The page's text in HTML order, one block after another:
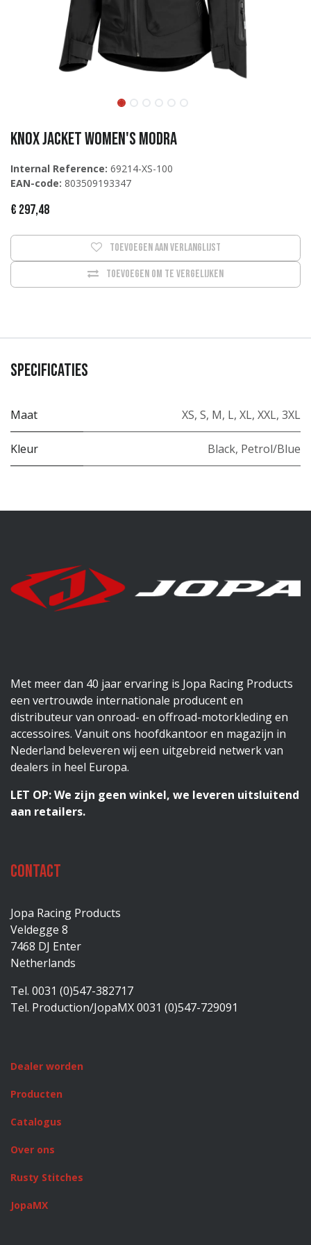
Knox Jacket Women's Modra
Internal Reference: 69214-XS-100
EAN-code: 803509193347
€ 297,48
Toevoegen om te vergelijken
Toevoegen aan verlanglijst
Specificaties
Maat XS, S, M, L, XL, XXL, 3XL
Kleur Black, Petrol/Blue
Met meer dan 40 jaar ervaring is Jopa Racing Products
een vertrouwde internationale producent en
distributeur van onroad- en offroad-motorkleding en
accessoires. Vanuit ons hoofdkantoor en magazijn in
Nederland beleveren wij een uitgebreid netwerk van
dealers in heel Europa.
LET OP: We zijn geen winkel, we leveren uitsluitend
aan retailers.
Contact
Jopa Racing Products
Veldegge 8
7468 DJ Enter
Netherlands
Tel. 0031 (0)547-382717
Tel. Production/JopaMX 0031 (0)547-729091
Dealer worden
Producten
Catalogus
Over ons
Rusty Stitches
JopaMX